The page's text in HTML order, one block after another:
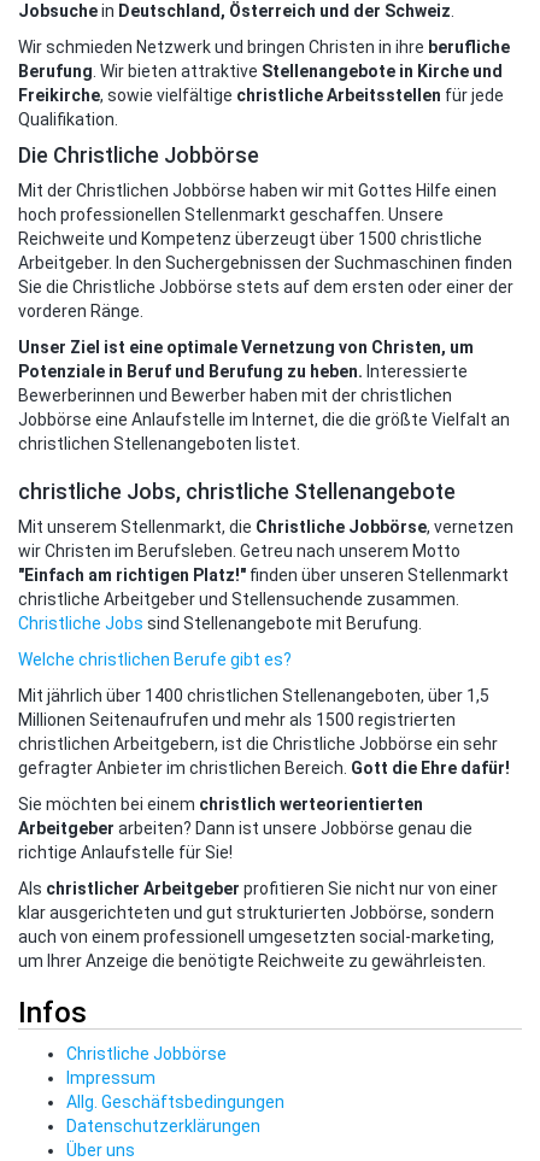
Jobsuchein Deutschland, Österreich und der Schweiz
Wir schmieden Netzwerk und bringen Christen in ihre berufliche
Berufung . Wir bieten attraktive Stellenangebote in Kirche und
Freikirche, sowie vielfältige christliche Arbeitsstellen für jede
Qualifikation.
Die Christliche Jobbörse
Mit der Christlichen Jobbörse haben wir mit Gottes Hilfe einen
hoch professionellen Stellenmarkt geschaffen. Unsere
Reichweite und Kompetenz überzeugt über 1500 christliche
Arbeitgeber. In den Suchergebnissen der Suchmaschinen finden
Sie die Christliche Jobbörse stets auf dem ersten oder einer der
vorderen Ränge.
Unser Ziel ist eine optimale Vernetzung von Christen, um
Potenziale in Beruf und Berufung zu heben. Interessierte
Bewerberinnen und Bewerber haben mit der christlichen
Jobbörse eine Anlaufstelle im Internet, die die größte Vielfalt an
christlichen Stellenangeboten listet.
christliche Jobs, christliche Stellenangebote
Mit unserem Stellenmarkt, die Christliche Jobbörse, vernetzen
wir Christen im Berufsleben. Getreu nach unserem Motto
"Einfach am richtigen Platz!" finden über unseren Stellenmarkt
christliche Arbeitgeber und Stellensuchende zusammen.
Christliche Jobs sind Stellenangebote mit Berufung.
Welche christlichen Berufe gibt es?
Mit jährlich über 1400 christlichen Stellenangeboten, über 1,5
Millionen Seitenaufrufen und mehr als 1500 registrierten
christlichen Arbeitgebern, ist die Christliche Jobbörse ein sehr
gefragter Anbieter im christlichen Bereich. Gott die Ehre dafür!
Sie möchten bei einem christlich werteorientierten
Arbeitgeber arbeiten? Dann ist unsere Jobbörse genau die
richtige Anlaufstelle für Sie!
Als christlicher Arbeitgeber profitieren Sie nicht nur von einer
klar ausgerichteten und gut strukturierten Jobbörse, sondern
auch von einem professionell umgesetzten social-marketing,
um Ihrer Anzeige die benötigte Reichweite zu gewährleisten.
Infos
Christliche Jobbörse
Impressum
Allg. Geschäftsbedingungen
Datenschutzerklärungen
Über uns